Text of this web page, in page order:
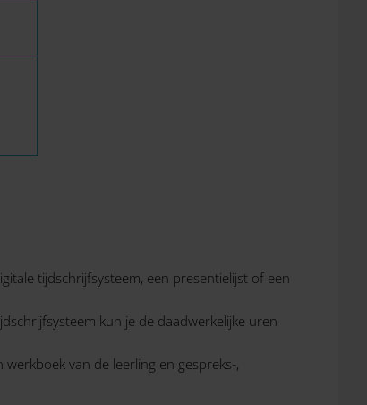
tijdschrijfsysteem, een presentielijst of een
kun je de daadwerkelijke uren
van de leerling en gespreks-,